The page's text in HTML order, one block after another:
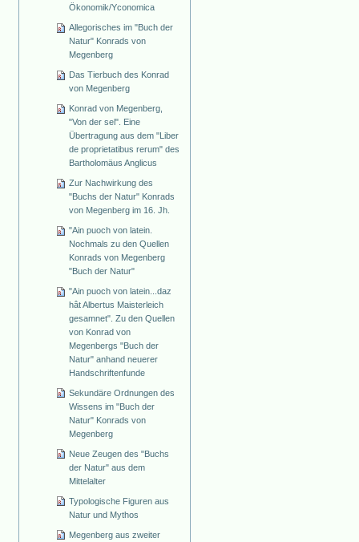
Ökonomik/Yconomica
Allegorisches im "Buch der
Natur" Konrads von
Megenberg
Das Tierbuch des Konrad
von Megenberg
Konrad von Megenberg,
"Von der sel". Eine
Übertragung aus dem "Liber
de proprietatibus rerum" des
Bartholomäus Anglicus
Zur Nachwirkung des
"Buchs der Natur" Konrads
von Megenberg im 16. Jh.
"Ain puoch von latein.
Nochmals zu den Quellen
Konrads von Megenberg
"Buch der Natur"
"Ain puoch von latein...daz
hât Albertus Maisterleich
gesamnet". Zu den Quellen
von Konrad von
Megenbergs "Buch der
Natur" anhand neuerer
Handschriftenfunde
Sekundäre Ordnungen des
Wissens im "Buch der
Natur" Konrads von
Megenberg
Neue Zeugen des "Buchs
der Natur" aus dem
Mittelalter
Typologische Figuren aus
Natur und Mythos
Megenberg aus zweiter